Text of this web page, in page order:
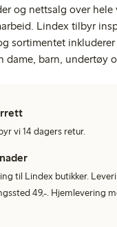
og nettsalg over
Lindex tilbyr
sortimentet
dame, barn, undertøy
vi 14 dagers retur.
til Lindex butikker.
49,-. Hjemlevering